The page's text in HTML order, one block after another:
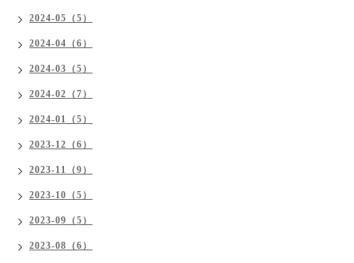
2024-05（5）
2024-04（6）
2024-03（5）
2024-02（7）
2024-01（5）
2023-12（6）
2023-11（9）
2023-10（5）
2023-09（5）
2023-08（6）